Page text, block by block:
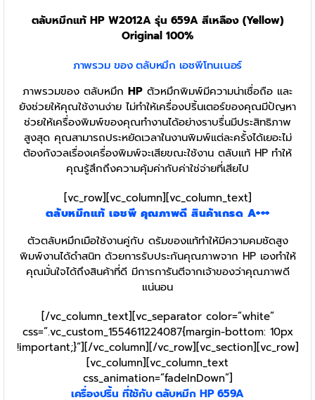
ตลับหมึกแท้ HP W2012A รุ่น 659A สีเหลือง (Yellow)
Original 100%
ภาพรวม ของ ตลับหมึก เอชพีโทนเนอร์
ภาพรวมของ ตลับหมึก HP ตัวหมึกพิมพ์มีความน่าเชื่อถือ และ
ยังช่วยให้คุณใช้งานง่าย ไม่ทำให้เครื่องปริ้นเตอร์ของคุณมีปัญหา
ช่วยให้เครื่องพิมพ์ของคุณทำงานได้อย่างราบรื่นมีประสิทธิภาพ
สูงสุด คุณสามารถประหยัดเวลาในงานพิมพ์แต่ละครั้งได้เยอะไม่
ต้องกังวลเรื่องเครื่องพิมพ์จะเสียขณะใช้งาน ตลับแท้ HP ทำให้
คุณรู้สึกถึงความคุ้มค่ากับค่าใช่จ่ายที่เสียไป
[vc_row][vc_column][vc_column_text]
ตลับหมึกแท้ เอชพี คุณภาพดี สินค้าเกรด A+++
ตัวตลับหมึกเมือใช้งานคู่กับ ดรัมของแท้ทำให้มีความคมชัดสูง
พิมพ์งานได้ดำสนิท ด้วยการรับประกันคุณภาพจาก HP เองทำให้
คุณมั่นใจได้ถึงสินค้าที่ดี มีการการันตีจากเจ้าของว่าคุณภาพดี
แน่นอน
[/vc_column_text][vc_separator color=”white”
css=”.vc_custom_1554611224087{margin-bottom: 10px
!important;}”][/vc_column][/vc_row][vc_section][vc_row]
[vc_column][vc_column_text
css_animation=”fadeInDown”]
เครื่องปริ้น ที่ใช้กับ ตลับหมึก HP 659A